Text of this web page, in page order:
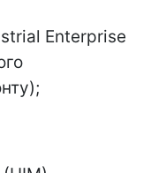
Enterprise